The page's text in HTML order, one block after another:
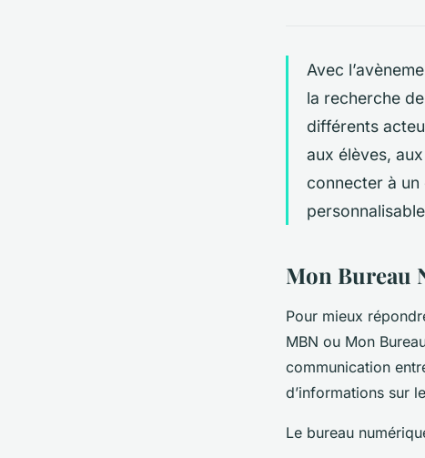
Avec
la recherche
différents
aux élèves,
connecter à
Mon Bureau
Pour mieux
MBN ou Mon
communication
d’informations sur
Le bureau